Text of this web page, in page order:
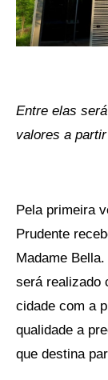
Entre elas
valores a
Pela primeira
Prudente
Madame
será realizado
cidade com a
qualidade a
que destina